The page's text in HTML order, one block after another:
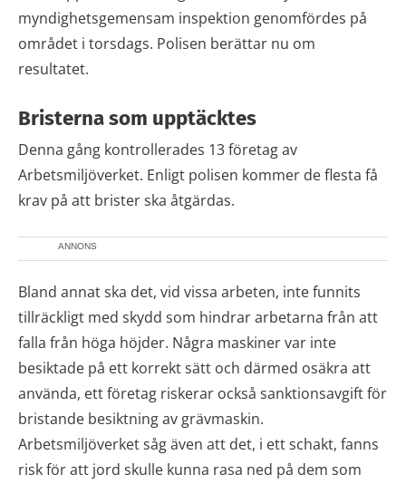
myndighetsgemensam inspektion genomfördes på
området i torsdags. Polisen berättar nu om
resultatet.
Bristerna som upptäcktes
Denna gång kontrollerades 13 företag av
Arbetsmiljöverket. Enligt polisen kommer de flesta få
krav på att brister ska åtgärdas.
ANNONS
Bland annat ska det, vid vissa arbeten, inte funnits
tillräckligt med skydd som hindrar arbetarna från att
falla från höga höjder. Några maskiner var inte
besiktade på ett korrekt sätt och därmed osäkra att
använda, ett företag riskerar också sanktionsavgift för
bristande besiktning av grävmaskin.
Arbetsmiljöverket såg även att det, i ett schakt, fanns
risk för att jord skulle kunna rasa ned på dem som